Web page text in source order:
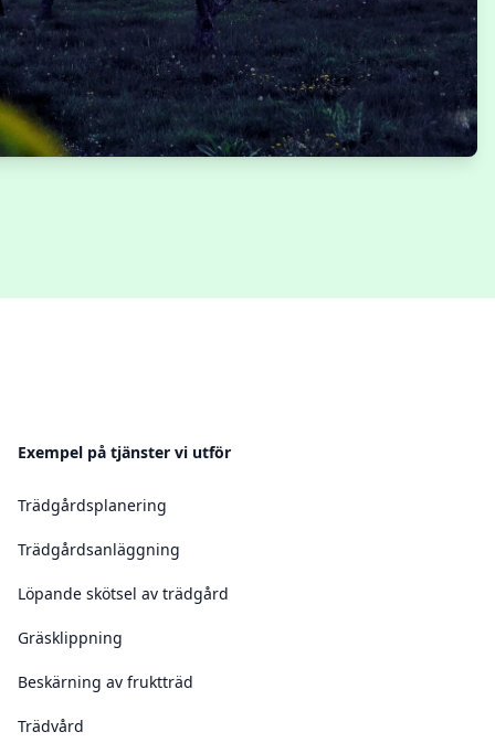
Exempel på tjänster vi utför
Trädgårdsplanering
Trädgårdsanläggning
Löpande skötsel av trädgård
Gräsklippning
Beskärning av fruktträd
Trädvård